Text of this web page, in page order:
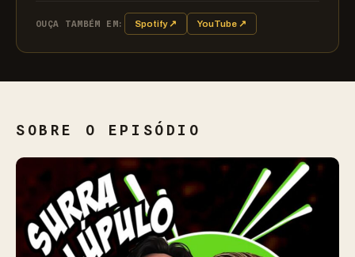
OUÇA TAMBÉM EM: Spotify ↗ YouTube ↗
SOBRE O EPISÓDIO